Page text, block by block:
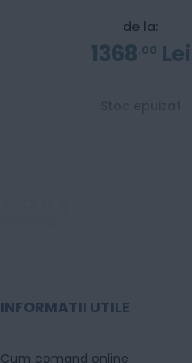
de la:
1368 00 Lei
INFORMATII UTILE
Cum comand online